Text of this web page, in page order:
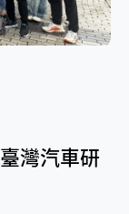
灣汽車研